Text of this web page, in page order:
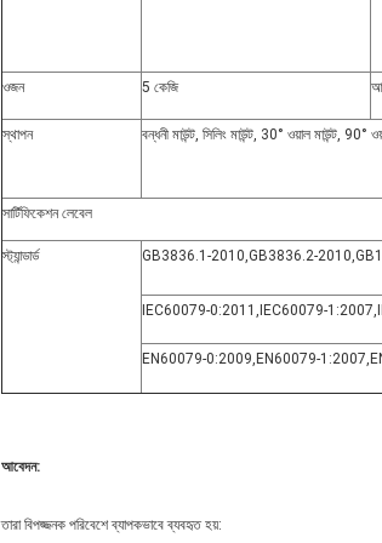
ওজন 5 কেজি
স্থাপন বন্ধনী মাউন্ট, সিলিং মাউন্ট, 30° ওয়াল মাউন্ট, 90°
সার্টিফিকেশন লেবেল
স্ট্যান্ডার্ড GB3836.1-2010,GB3836.2-2010,
IEC60079-0:2011 , IEC60079-1 :2007,
EN60079-0:2009, EN60079-1:2007,
আবেদন:
তারা বিপজ্জনক পরিবেশে ব্যাপকভাবে ব্যবহৃত হয়: